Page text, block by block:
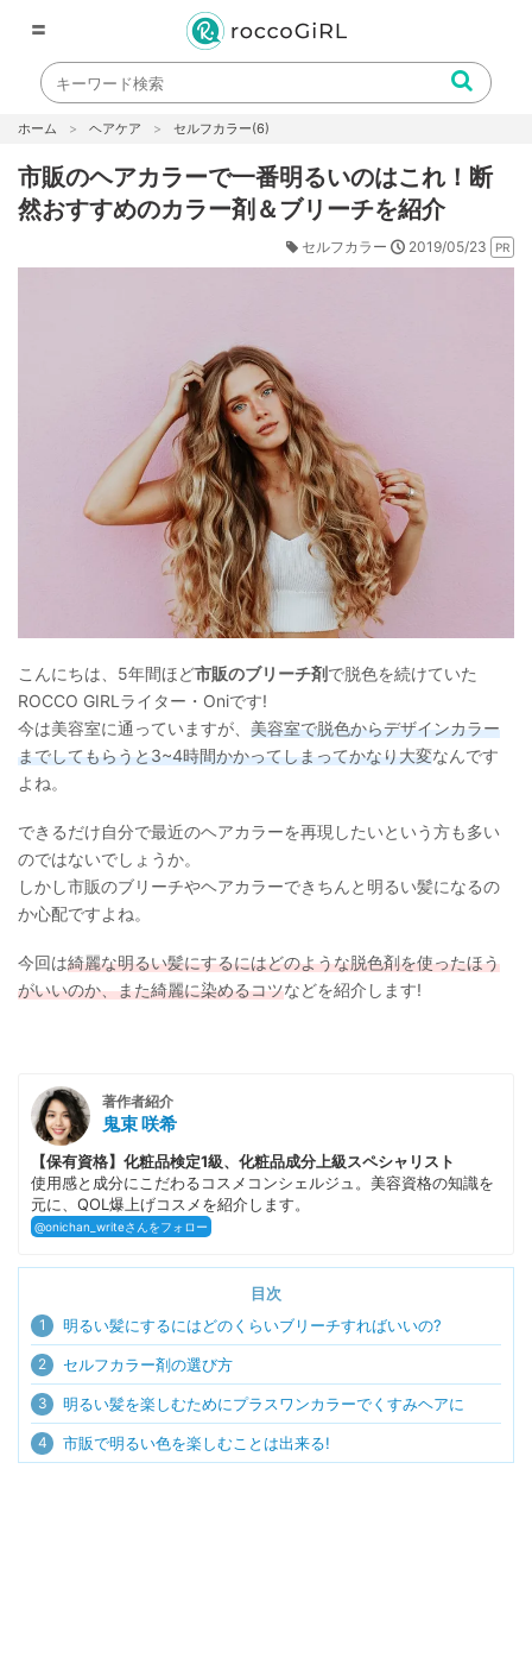
〓
ホーム ヘアケア セルフカラー(6)
市販のヘアカラーで一番明るいのはこれ！断
然おすすめのカラー剤＆ブリーチを紹介
セルフカラー 2019/05/23
こんにちは、5年間ほど市販のブリーチ剤で脱色を続けていた
ROCCO GIRLライター・Oniです!
今は美容室に通っていますが、 美容室で脱色からデザインカラー
までしてもらうと3~4時間かかってしまってかなり大変なんです
よね。
できるだけ自分で最近のヘアカラーを再現したいという方も多い
のではないでしょうか。
しかし市販のブリーチやヘアカラーできちんと明るい髪になるの
か心配ですよね。
今回は綺麗な明るい髪にするにはどのような脱色剤を使ったほう
がいいのか、また綺麗に染めるコツなどを紹介します!
著作者紹介
鬼束 咲希
【保有資格】化粧品検定1級、化粧品成分上級スペシャリスト
使用感と成分にこだわるコスメコンシェルジュ。美容資格の知識を
元に、QOL爆上げコスメを紹介します。
@onichan_writeさんをフォロー
目次
1 明るい髪にするにはどのくらいブリーチすればいいの?
2 セルフカラー剤の選び方
3 明るい髪を楽しむためにプラスワンカラーでくすみヘアに
4 市販で明るい色を楽しむことは出来る!